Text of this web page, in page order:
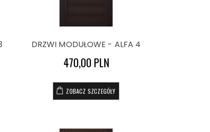
DRZWI MODUŁOWE - ALFA 4
470,00 PLN
ZOBACZ SZCZEGÓŁY